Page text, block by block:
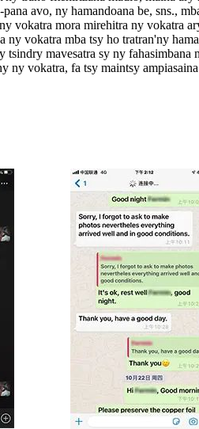
avo, ny hamandoana be, sns.,
vokatra mora mirehitra ny vokatra
ny vokatra mba tsy ho tratran'ny
tsindry mavesatra sy ny
ny vokatra, fa tsy maintsy